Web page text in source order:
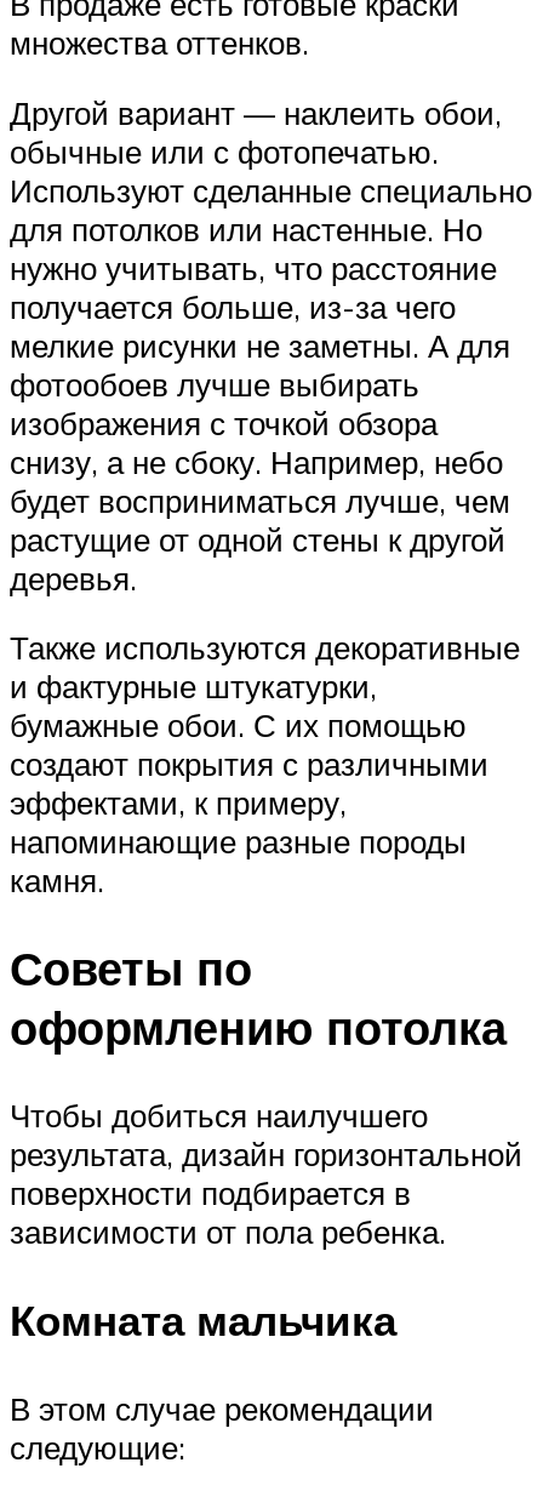
множества оттенков.
Другой вариант — наклеить обои,
обычные или с фотопечатью.
Используют сделанные специально
для потолков или настенные. Но
нужно учитывать, что расстояние
получается больше, из-за чего
мелкие рисунки не заметны. А для
фотообоев лучше выбирать
изображения с точкой обзора
снизу, а не сбоку. Например, небо
будет восприниматься лучше, чем
растущие от одной стены к другой
деревья.
Также используются декоративные
и фактурные штукатурки,
бумажные обои. С их помощью
создают покрытия с различными
эффектами, к примеру,
напоминающие разные породы
камня.
Советы по
оформлению потолка
Чтобы добиться наилучшего
результата, дизайн горизонтальной
поверхности подбирается в
зависимости от пола ребенка.
Комната мальчика
В этом случае рекомендации
следующие: